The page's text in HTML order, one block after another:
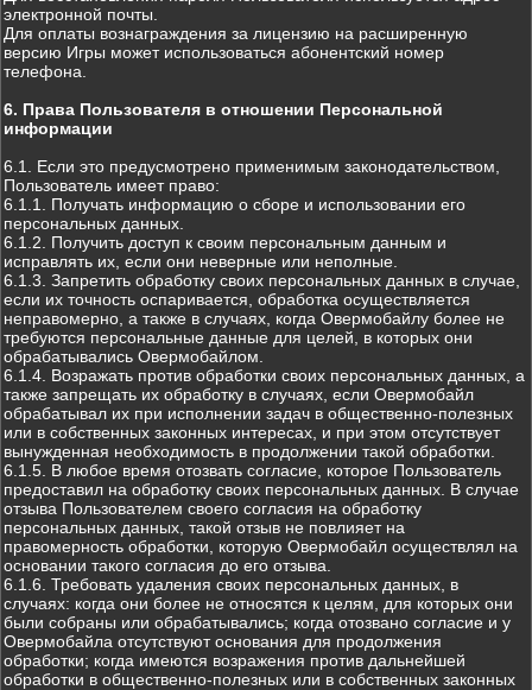
электронной почты.
Для оплаты вознаграждения за лицензию на расширенную
версию Игры может использоваться абонентский номер
телефона.
6. Права Пользователя в отношении Персональной
информации
6.1. Если это предусмотрено применимым законодательством,
Пользователь имеет право:
6.1.1. Получать информацию о сборе и использовании его
персональных данных.
6.1.2. Получить доступ к своим персональным данным и
исправлять их, если они неверные или неполные.
6.1.3. Запретить обработку своих персональных данных в случае,
если их точность оспаривается, обработка осуществляется
неправомерно, а также в случаях, когда Овермобайлу более не
требуются персональные данные для целей, в которых они
обрабатывались Овермобайлом.
6.1.4. Возражать против обработки своих персональных данных, а
также запрещать их обработку в случаях, если Овермобайл
обрабатывал их при исполнении задач в общественно-полезных
или в собственных законных интересах, и при этом отсутствует
вынужденная необходимость в продолжении такой обработки.
6.1.5. В любое время отозвать согласие, которое Пользователь
предоставил на обработку своих персональных данных. В случае
отзыва Пользователем своего согласия на обработку
персональных данных, такой отзыв не повлияет на
правомерность обработки, которую Овермобайл осуществлял на
основании такого согласия до его отзыва.
6.1.6. Требовать удаления своих персональных данных, в
случаях: когда они более не относятся к целям, для которых они
были собраны или обрабатывались; когда отозвано согласие и у
Овермобайла отсутствуют основания для продолжения
обработки; когда имеются возражения против дальнейшей
обработки в общественно-полезных или в собственных законных